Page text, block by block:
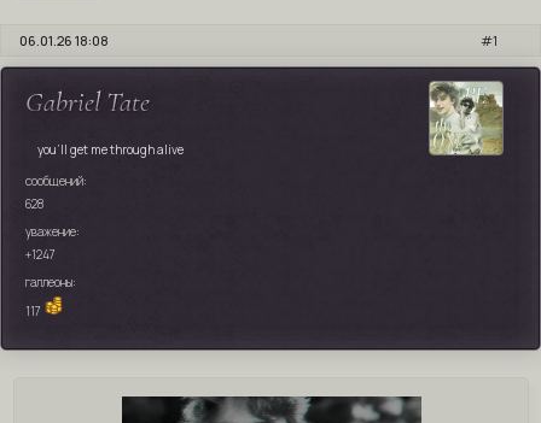
1
06.01.26 18:08
Gabriel Tate
you'll get me through alive
сообщений:
628
уважение:
+1247
галлеоны:
117